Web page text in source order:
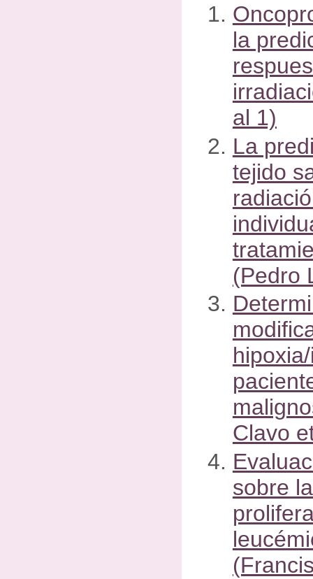
la
al 1)
La
tejido
(Pedro
Clavo
sobre